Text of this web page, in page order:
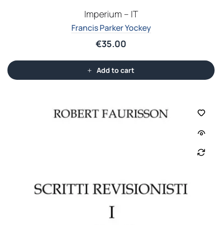
Imperium – IT
Francis Parker Yockey
€35.00
Add to cart